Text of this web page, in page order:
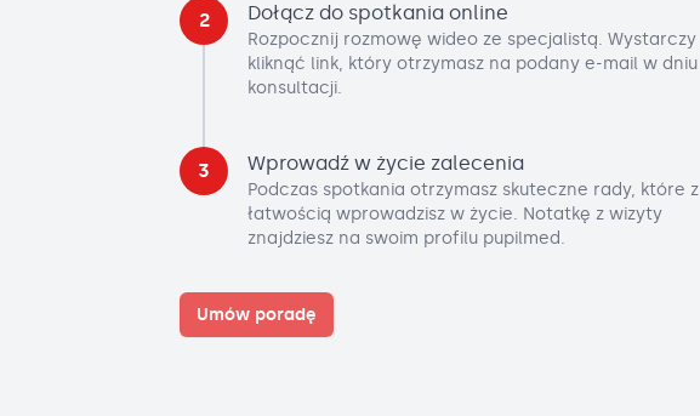
2 Dołącz do spotkania online
Rozpocznij rozmowę wideo ze specjalistą. Wystarczy
kliknąć link, który otrzymasz na podany e-mail w dniu
konsultacji.
3 Wprowadź w życie zalecenia
Podczas spotkania otrzymasz skuteczne rady, które z
łatwością wprowadzisz w życie. Notatkę z wizyty
znajdziesz na swoim profilu pupilmed.
Umów poradę